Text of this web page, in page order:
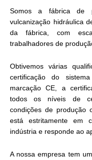
Somos a fábrica de
vulcanização hidráulica
da fábrica, com
trabalhadores de
Obtivemos várias
certificação do
marcação CE, a
todos os níveis de
condições de produção
está estritamente em
indústria e responde ao
A nossa empresa tem